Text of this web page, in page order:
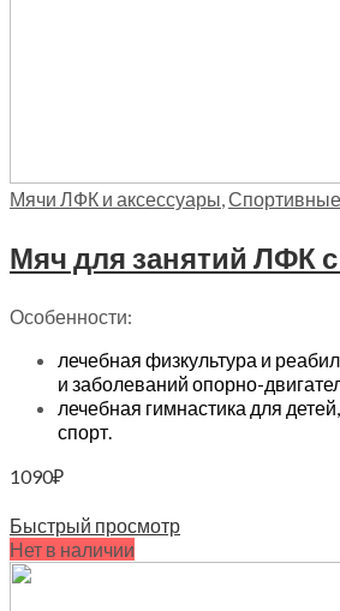
Мячи ЛФК и аксессуары
Особенности:
лечебная физкультура и
и заболеваний опорно-
лечебная гимнастика для
спорт.
1090₽
Быстрый просмотр
Нет в наличии